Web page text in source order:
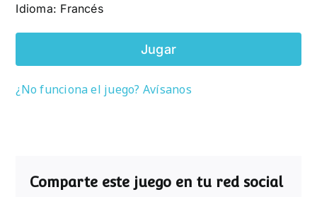
Idioma: Francés
Jugar
¿No funciona el juego? Avísanos
Comparte este juego en tu red social